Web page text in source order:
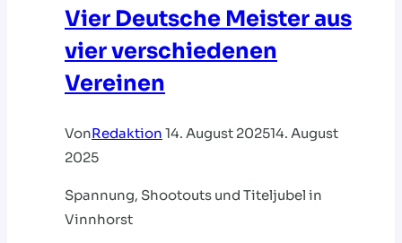
Vier Deutsche Meister aus
vier verschiedenen
Vereinen
VonRedaktion 14. August 202514. August
2025
Spannung, Shootouts und Titeljubel in
Vinnhorst